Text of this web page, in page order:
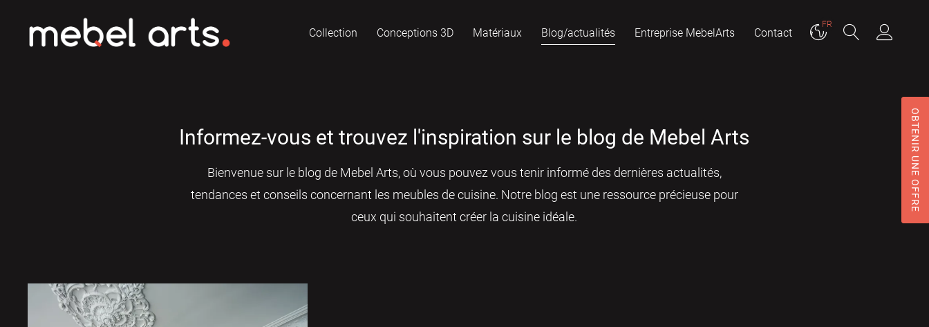
Collection Conceptions 3D Matériaux Blog/actualités Entreprise MebelArts Contact
FR
Informez-vous et trouvez l'inspiration sur le blog de Mebel Arts
Bienvenue sur le blog de Mebel Arts, où vous pouvez vous tenir informé des dernières actualités,
tendances et conseils concernant les meubles de cuisine. Notre blog est une ressource précieuse pour
ceux qui souhaitent créer la cuisine idéale.
OBTENIR UNE OFFRE